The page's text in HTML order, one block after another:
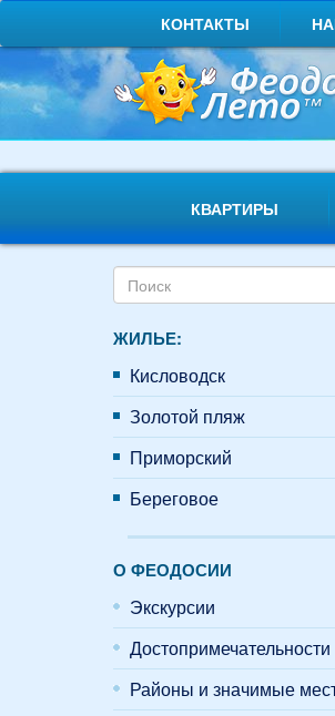
основному
содержанию
КОНТАКТЫ
КВАРТИРЫ
Форма
поиска
ЖИЛЬЕ:
Кисловодск
Золотой пляж
Приморский
Береговое
О ФЕОДОСИИ
Экскурсии
Достопримечательности
Районы и значимые